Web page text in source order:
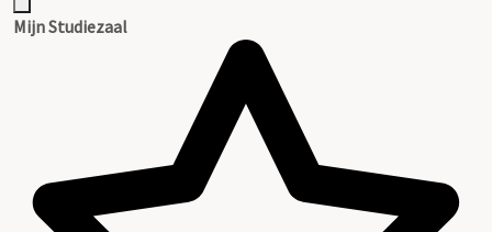
Mijn Studiezaal